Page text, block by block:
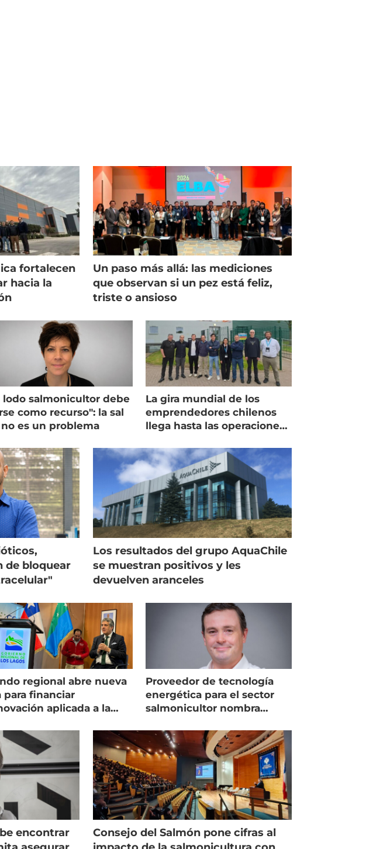
fortalecen
hacia la
Un paso más allá: las mediciones
que observan si un pez está feliz,
triste o ansioso
lodo salmonicultor debe
como recurso": la sal
no es un problema
La gira mundial de los
emprendedores chilenos
llega hasta las operaciones
de bloquear
Los resultados del grupo AquaChile
se muestran positivos y les
devuelven aranceles
regional abre nueva
para financiar
aplicada a la
Proveedor de tecnología
energética para el sector
salmonicultor nombra
encontrar
Consejo del Salmón pone cifras al